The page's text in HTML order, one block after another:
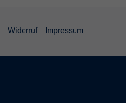
Widerruf Impressum